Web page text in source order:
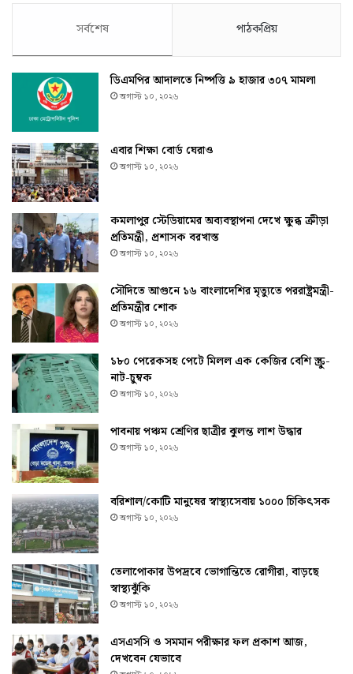
সর্বশেষ পাঠকপ্রিয়
ডিএমপির আদালতে নিষ্পত্তি ৯ হাজার ৩০৭ মামলা
অগাস্ট ১০, ২০২৬
এবার শিক্ষা বোর্ড ঘেরাও
অগাস্ট ১০, ২০২৬
কমলাপুর স্টেডিয়ামের অব্যবস্থাপনা দেখে ক্ষুব্ধ ক্রীড়া
প্রতিমন্ত্রী, প্রশাসক বরখাস্ত
অগাস্ট ১০, ২০২৬
সৌদিতে আগুনে ১৬ বাংলাদেশির মৃত্যুতে পররাষ্ট্রমন্ত্রী-
প্রতিমন্ত্রীর শোক
অগাস্ট ১০, ২০২৬
১৮০ পেরেকসহ পেটে মিলল এক কেজির বেশি স্ক্রু-
নাট-চুম্বক
অগাস্ট ১০, ২০২৬
পাবনায় পঞ্চম শ্রেণির ছাত্রীর ঝুলন্ত লাশ উদ্ধার
অগাস্ট ১০, ২০২৬
বরিশাল/কোটি মানুষের স্বাস্থ্যসেবায় ১০০০ চিকিৎসক
অগাস্ট ১০, ২০২৬
তেলাপোকার উপদ্রবে ভোগান্তিতে রোগীরা, বাড়ছে
স্বাস্থ্যঝুঁকি
অগাস্ট ১০, ২০২৬
এসএসসি ও সমমান পরীক্ষার ফল প্রকাশ আজ,
দেখবেন যেভাবে